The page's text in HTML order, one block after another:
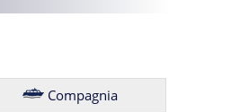
Compagnia